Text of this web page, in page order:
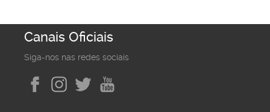
Canais Oficiais
Siga-nos nas redes sociais